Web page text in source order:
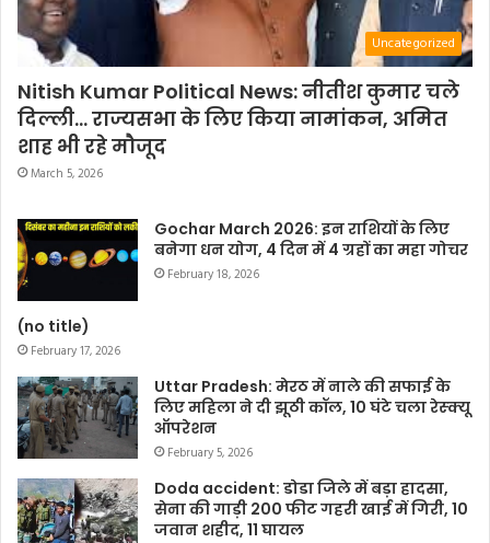
Uncategorized
Nitish Kumar Political News: नीतीश कुमार चले
दिल्ली… राज्यसभा के लिए किया नामांकन, अमित
शाह भी रहे मौजूद
March 5, 2026
Gochar March 2026: इन राशियों के लिए
बनेगा धन योग, 4 दिन में 4 ग्रहों का महा गोचर
February 18, 2026
(no title)
February 17, 2026
Uttar Pradesh: मेरठ में नाले की सफाई के
लिए महिला ने दी झूठी कॉल, 10 घंटे चला रेस्क्यू
ऑपरेशन
February 5, 2026
Doda accident: डोडा जिले में बड़ा हादसा,
सेना की गाड़ी 200 फीट गहरी खाई में गिरी, 10
जवान शहीद, 11 घायल